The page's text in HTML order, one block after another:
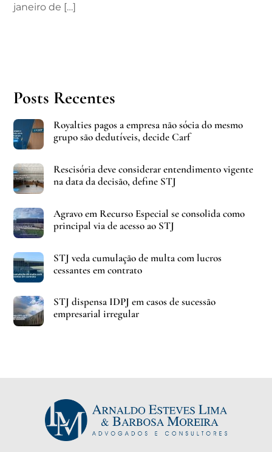
janeiro de […]
Posts Recentes
Royalties pagos a empresa não sócia do mesmo
grupo são dedutíveis, decide Carf
Rescisória deve considerar entendimento vigente
na data da decisão, define STJ
Agravo em Recurso Especial se consolida como
principal via de acesso ao STJ
STJ veda cumulação de multa com lucros
cessantes em contrato
STJ dispensa IDPJ em casos de sucessão
empresarial irregular